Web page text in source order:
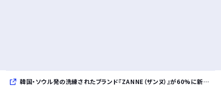
韓国・ソウル発の洗練されたブランド『ZANNE（ザンヌ）』が60%に新規入店、モダン×エフォートレスなコレクションを展開